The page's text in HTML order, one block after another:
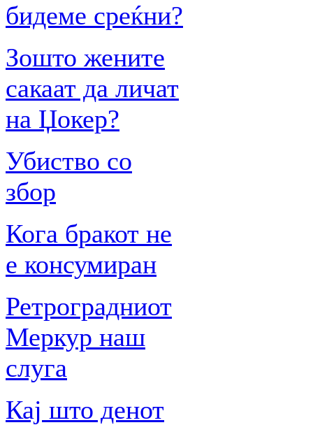
бидеме среќни?
Зошто жените
сакаат да личат
на Џокер?
Убиство со
збор
Кога бракот не
е консумиран
Ретроградниот
Меркур наш
слуга
Кај што денот